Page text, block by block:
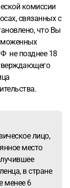
комиссии
связанных с
что Вы
не позднее 18
лицо,
место
в стране
менее 6